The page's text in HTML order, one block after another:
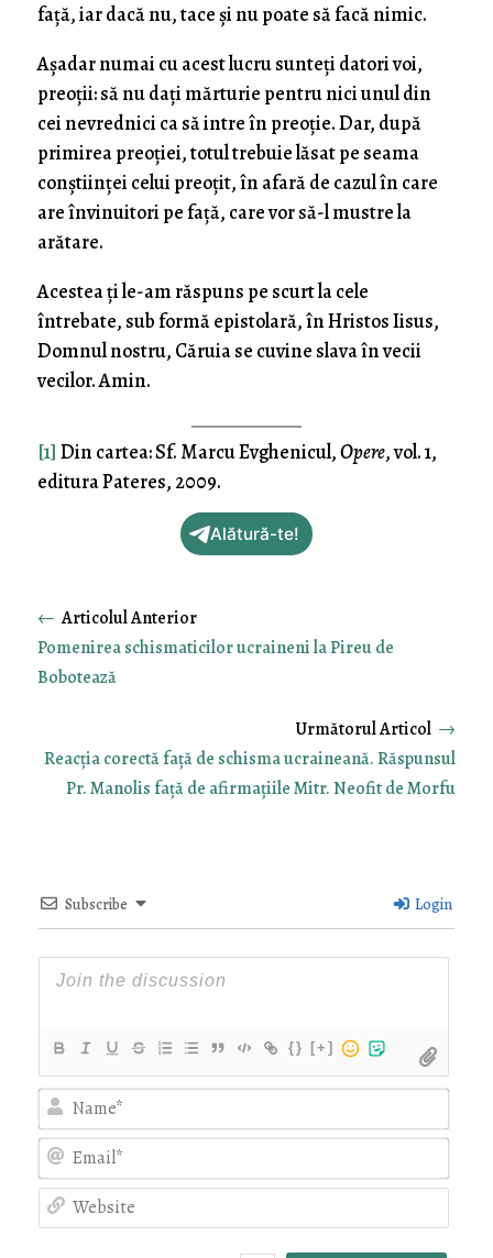
față, iar dacă nu, tace și nu poate să facă nimic.
Așadar numai cu acest lucru sunteți datori voi,
preoții: să nu dați mărturie pentru nici unul din
cei nevrednici ca să intre în preoție. Dar, după
primirea preoției, totul trebuie lăsat pe seama
conștiinței celui preoțit, în afară de cazul în care
are învinuitori pe față, care vor să-l mustre la
arătare.
Acestea ți le-am răspuns pe scurt la cele
întrebate, sub formă epistolară, în Hristos Iisus,
Domnul nostru, Căruia se cuvine slava în vecii
vecilor. Amin.
[1] Din cartea: Sf. Marcu Evghenicul,Opere, vol. 1,
editura Pateres, 2009.
Alătură-te!
←
Pomenirea schismaticilor ucraineni la Pireu de
Bobotează
Reacția corectă față de schisma ucraineană. Răspunsul
Pr. Manolis față de afirmațiile Mitr. Neofit de Morfu
→
Subscribe Login
{} [+]